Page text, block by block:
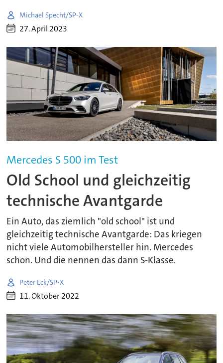
Michael Specht/SP-X
27. April 2023
Mercedes S 500 im Test
Old School und gleichzeitig
technische Avantgarde
Ein Auto, das ziemlich "old school" ist und
gleichzeitig technische Avantgarde: Das kriegen
nicht viele Automobilhersteller hin. Mercedes
schon. Und die nennen das dann S-Klasse.
Peter Eck/SP-X
11. Oktober 2022